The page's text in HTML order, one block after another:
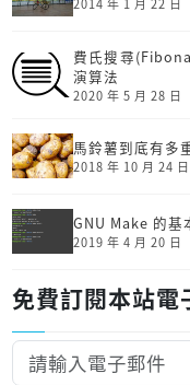
2014 年 1 月 22 日
費氏搜尋
演算法
2020 年 5 月 28 日
馬鈴薯到底有多
2018 年 10 月 24 日
GNU Make 的基
2019 年 4 月 20 日
免費訂閱本站電